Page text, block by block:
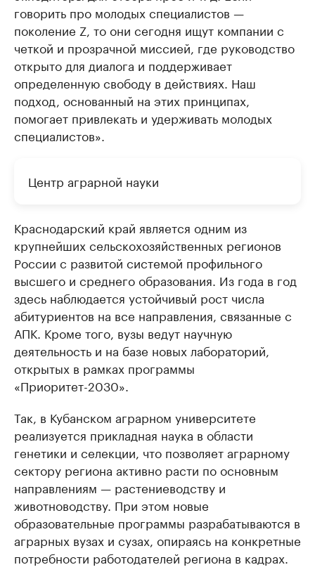
говорить про молодых специалистов —
поколение Z, то они сегодня ищут компании с
четкой и прозрачной миссией, где руководство
открыто для диалога и поддерживает
определенную свободу в действиях. Наш
подход, основанный на этих принципах,
помогает привлекать и удерживать молодых
специалистов».
Центр аграрной науки
Краснодарский край является одним из
крупнейших сельскохозяйственных регионов
России с развитой системой профильного
высшего и среднего образования. Из года в год
здесь наблюдается устойчивый рост числа
абитуриентов на все направления, связанные с
АПК. Кроме того, вузы ведут научную
деятельность и на базе новых лабораторий,
открытых в рамках программы
«Приоритет-2030».
Так, в Кубанском аграрном университете
реализуется прикладная наука в области
генетики и селекции, что позволяет аграрному
сектору региона активно расти по основным
направлениям — растениеводству и
животноводству. При этом новые
образовательные программы разрабатываются в
аграрных вузах и сузах, опираясь на конкретные
потребности работодателей региона в кадрах.